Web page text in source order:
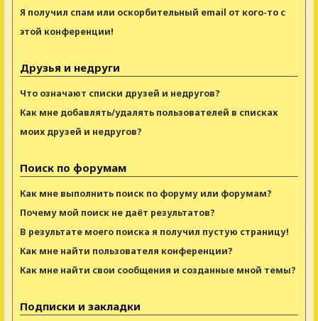
Я получил спам или оскорбительный email от кого-то с
этой конференции!
Друзья и недруги
Что означают списки друзей и недругов?
Как мне добавлять/удалять пользователей в списках
моих друзей и недругов?
Поиск по форумам
Как мне выполнить поиск по форуму или форумам?
Почему мой поиск не даёт результатов?
В результате моего поиска я получил пустую страницу!
Как мне найти пользователя конференции?
Как мне найти свои сообщения и созданные мной темы?
Подписки и закладки